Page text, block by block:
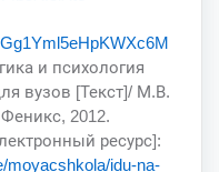
и психология
вузов [Текст]/ М.В.
2012.
ресурс]:
moyacshkola/idu-na-